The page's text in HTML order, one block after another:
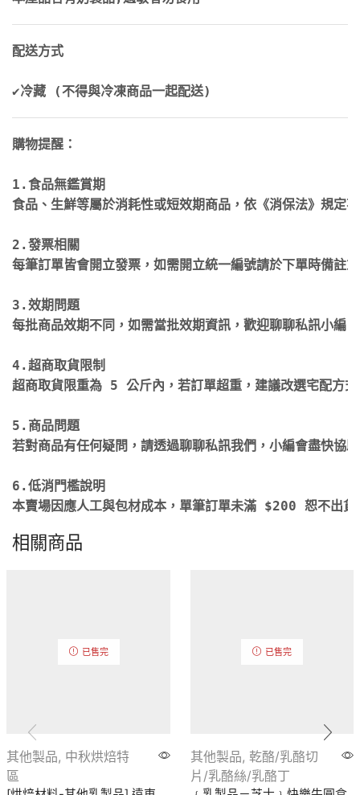
配送方式
✔冷藏 (不得與冷凍商品一起配送)
購物提醒：
1.食品無鑑賞期
食品、生鮮等屬於消耗性或短效期商品，依《消保法》規定
2.發票相關
每筆訂單皆會開立發票，如需開立統一編號請於下單時備註
3.效期問題
每批商品效期不同，如需當批效期資訊，歡迎聊聊私訊小編
4.超商取貨限制
超商取貨限重為 5 公斤內，若訂單超重，建議改選宅配方式
5.商品問題
若對商品有任何疑問，請透過聊聊私訊我們，小編會盡快協
6.低消門檻說明
本賣場因應人工與包材成本，單筆訂單未滿 $200 恕不出
相關商品
已售完
其他製品, 中秋烘焙特
區
已售完
其他製品, 乾酪/乳酪切
片/乳酪絲/乳酪丁